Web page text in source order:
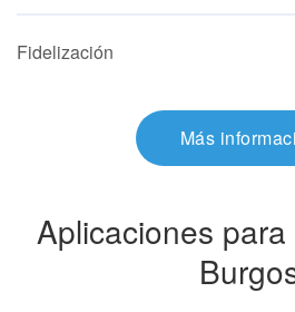
Fidelización
Más
Aplicaciones